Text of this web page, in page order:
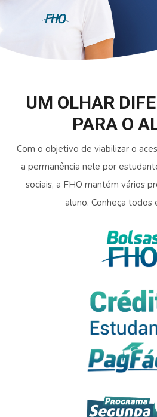
UM OLHAR
PARA O
Com o objetivo de viabilizar o
a permanência nele por
sociais, a FHO mantém vários
aluno. Conheça todos